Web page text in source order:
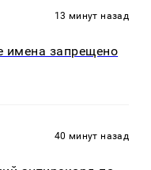
13 минут назад
имена запрещено
40 минут назад